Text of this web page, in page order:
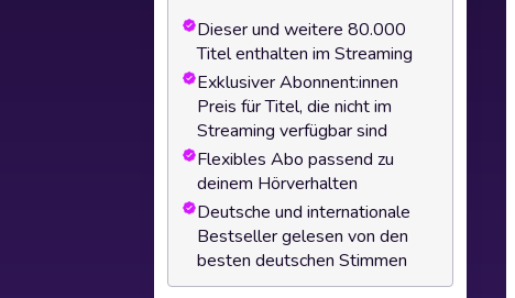
Dieser und weitere 80.000
Titel enthalten im Streaming
Exklusiver Abonnent:innen
Preis für Titel, die nicht im
Streaming verfügbar sind
Flexibles Abo passend zu
deinem Hörverhalten
Deutsche und internationale
Bestseller gelesen von den
besten deutschen Stimmen